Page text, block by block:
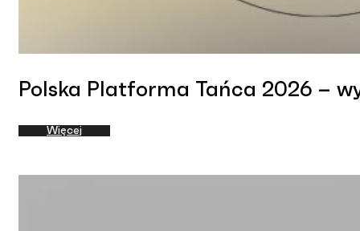
Polska Platforma Tańca 2026 –
Więcej